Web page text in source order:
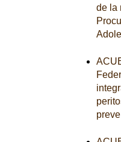
de la